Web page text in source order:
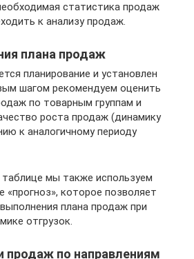
статистика продаж
к анализу продаж.
плана продаж
планирование и установлен
шагом рекомендуем оценить
по товарным группам и
роста продаж (динамику
к аналогичному периоду
мы также используем
«прогноз», которое позволяет
плана продаж при
отгрузок.
продаж по направлениям